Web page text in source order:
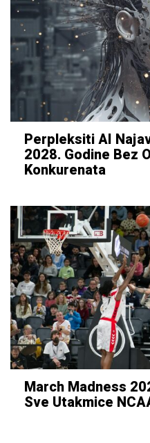
Perpleksiti AI
2028. Godine Bez
Konkurenata
March Madness
Sve Utakmice